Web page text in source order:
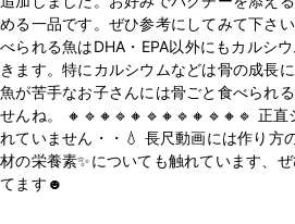
める一品です。ぜひ参考にしてみて下さ
べられる魚はDHA・EPA以外にもカルシ
きます。特にカルシウムなどは骨の成長
魚が苦手なお子さんには骨ごと食べられ
せんね。 🔸🔹🔸🔹🔸🔹🔸🔹🔸🔹🔸🔹 正直
れていません・・💧 長尺動画には作り方
材の栄養素✨についても触れています、
てます☻